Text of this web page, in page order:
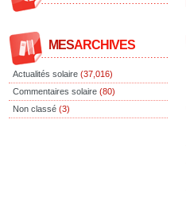
MESARCHIVES
Actualités solaire (37,016)
Commentaires solaire (80)
Non classé (3)